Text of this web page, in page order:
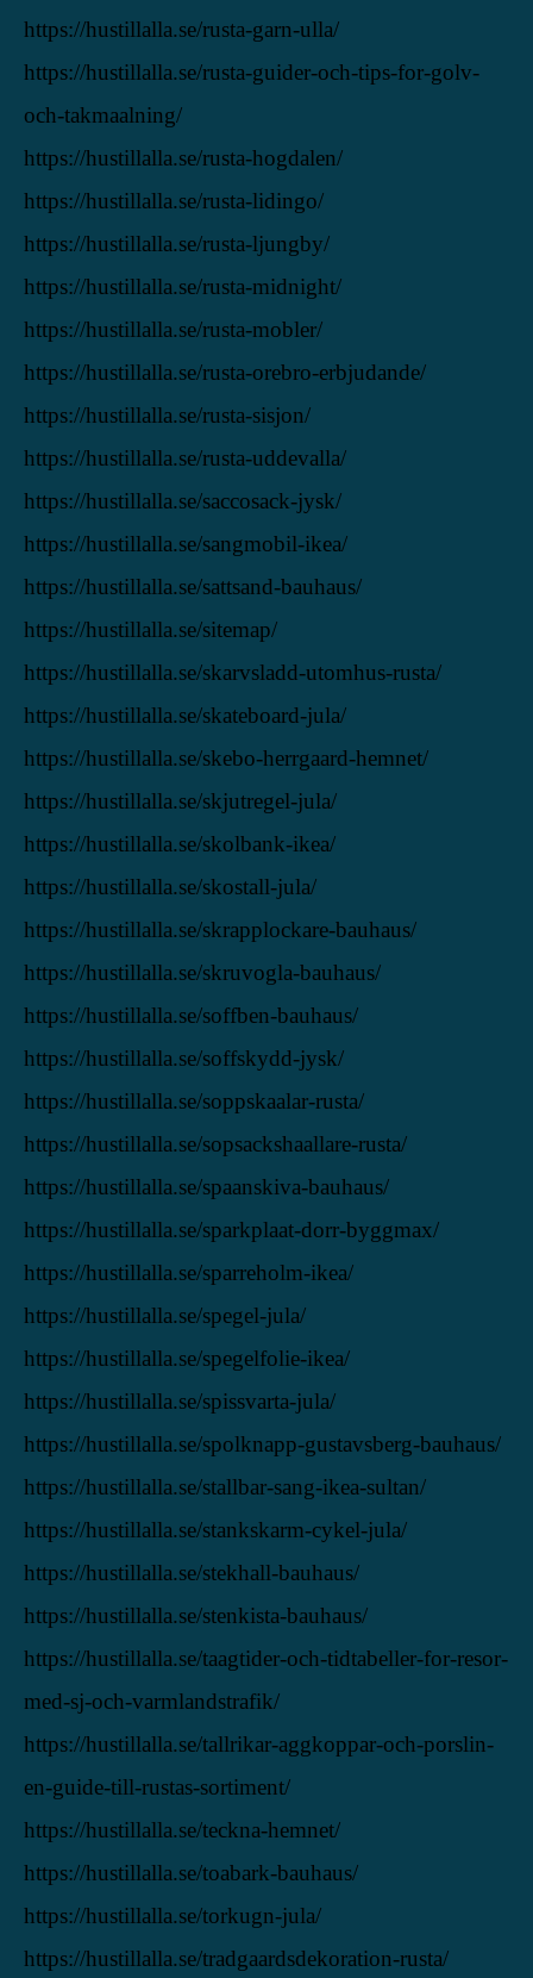
https://hustillalla.se/rusta-garn-ulla/
https://hustillalla.se/rusta-guider-och-tips-for-golv-
och-takmaalning/
https://hustillalla.se/rusta-hogdalen/
https://hustillalla.se/rusta-lidingo/
https://hustillalla.se/rusta-ljungby/
https://hustillalla.se/rusta-midnight/
https://hustillalla.se/rusta-mobler/
https://hustillalla.se/rusta-orebro-erbjudande/
https://hustillalla.se/rusta-sisjon/
https://hustillalla.se/rusta-uddevalla/
https://hustillalla.se/saccosack-jysk/
https://hustillalla.se/sangmobil-ikea/
https://hustillalla.se/sattsand-bauhaus/
https://hustillalla.se/sitemap/
https://hustillalla.se/skarvsladd-utomhus-rusta/
https://hustillalla.se/skateboard-jula/
https://hustillalla.se/skebo-herrgaard-hemnet/
https://hustillalla.se/skjutregel-jula/
https://hustillalla.se/skolbank-ikea/
https://hustillalla.se/skostall-jula/
https://hustillalla.se/skrapplockare-bauhaus/
https://hustillalla.se/skruvogla-bauhaus/
https://hustillalla.se/soffben-bauhaus/
https://hustillalla.se/soffskydd-jysk/
https://hustillalla.se/soppskaalar-rusta/
https://hustillalla.se/sopsackshaallare-rusta/
https://hustillalla.se/spaanskiva-bauhaus/
https://hustillalla.se/sparkplaat-dorr-byggmax/
https://hustillalla.se/sparreholm-ikea/
https://hustillalla.se/spegel-jula/
https://hustillalla.se/spegelfolie-ikea/
https://hustillalla.se/spissvarta-jula/
https://hustillalla.se/spolknapp-gustavsberg-bauhaus/
https://hustillalla.se/stallbar-sang-ikea-sultan/
https://hustillalla.se/stankskarm-cykel-jula/
https://hustillalla.se/stekhall-bauhaus/
https://hustillalla.se/stenkista-bauhaus/
https://hustillalla.se/taagtider-och-tidtabeller-for-resor-
med-sj-och-varmlandstrafik/
https://hustillalla.se/tallrikar-aggkoppar-och-porslin-
en-guide-till-rustas-sortiment/
https://hustillalla.se/teckna-hemnet/
https://hustillalla.se/toabark-bauhaus/
https://hustillalla.se/torkugn-jula/
https://hustillalla.se/tradgaardsdekoration-rusta/